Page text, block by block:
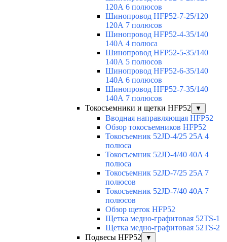
120А 6 полюсов
Шинопровод HFP52-7-25/120
120А 7 полюсов
Шинопровод HFP52-4-35/140
140А 4 полюса
Шинопровод HFP52-5-35/140
140А 5 полюсов
Шинопровод HFP52-6-35/140
140А 6 полюсов
Шинопровод HFP52-7-35/140
140А 7 полюсов
Токосъемники и щетки HFP52
▼
Вводная направляющая HFP52
Обзор токосъемников HFP52
Токосъемник 52JD-4/25 25A 4
полюса
Токосъемник 52JD-4/40 40A 4
полюса
Токосъемник 52JD-7/25 25A 7
полюсов
Токосъемник 52JD-7/40 40A 7
полюсов
Обзор щеток HFP52
Щетка медно-графитовая 52TS-1
Щетка медно-графитовая 52TS-2
Подвесы HFP52
▼